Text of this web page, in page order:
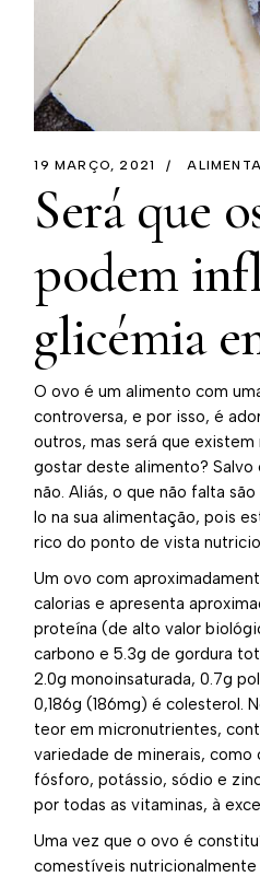
19 MARÇO, 2021
Será que
podem
glicémia
O ovo é um alimento com
controversa, e por isso, é
outros, mas será que
gostar deste alimento?
não. Aliás, o que não falta
lo na sua alimentação, pois
rico do ponto de vista
Um ovo com
calorias e apresenta
proteína (de alto valor
carbono e 5.3g de gordura
2.0g monoinsaturada, 0.7g
0,186g (186mg) é colesterol.
teor em micronutrientes,
variedade de minerais, como
fósforo, potássio, sódio e
por todas as vitaminas, à
Uma vez que o ovo é
comestíveis